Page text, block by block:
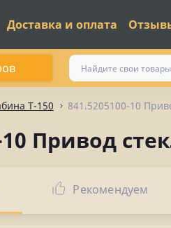
Доставка и оплата
Т-150 841.5205100-10
10 Привод
Рекомендуем